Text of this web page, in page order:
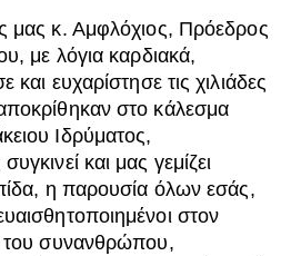
μας κ. Αμφλόχιος, Πρόεδρος
με λόγια καρδιακά,
και ευχαρίστησε τις χιλιάδες
στο κάλεσμα
Ιδρύματος,
και μας γεμίζει
η παρουσία όλων εσάς,
στον
του συνανθρώπου,